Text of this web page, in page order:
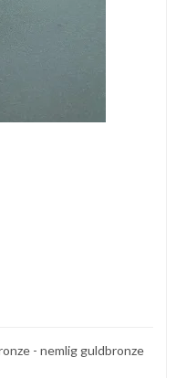
- nemlig guldbronze